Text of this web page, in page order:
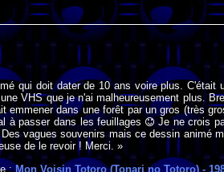
qui doit dater de 10 ans voire plus. C'était
VHS que je n'ai malheureusement plus.
emmener dans une forêt par un gros (très
à passer dans les feuillages
Je ne crois
vagues souvenirs mais ce dessin animé
de le revoir ! Merci. »
:Mon Voisin Totoro (Tonari no Totoro)-